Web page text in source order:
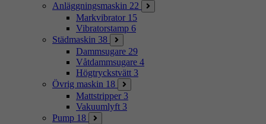
Anläggningsmaskin 22
Markvibrator 15
Vibratorstamp 6
Städmaskin 38
Dammsugare 29
Våtdammsugare 4
Högtryckstvätt 3
Övrig maskin 18
Mattstripper 3
Vakuumlyft 3
Pump 18